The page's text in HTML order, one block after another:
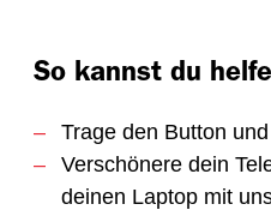
So kannst du
Trage den Button
Verschönere dein
deinen Laptop mit